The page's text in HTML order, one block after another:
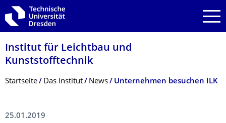
Zur Hauptnavigation springen
Zur Suche springen
Zum Inhalt springen
Institut für Leichtbau und
Kunststofftechnik
Breadcrumb-Menü
Startseite Das Institut News Unternehmen besuchen ILK
25.01.2019